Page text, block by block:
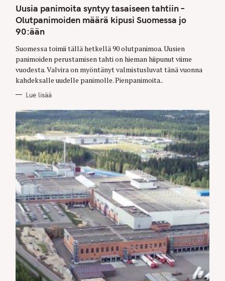
T
E
G
O
R
I
S
Uusia panimoita syntyy tasaiseen tahtiin –
Olutpanimoiden määrä kipusi Suomessa jo
90:ään
Suomessa toimii tällä hetkellä 90 olutpanimoa. Uusien
panimoiden perustamisen tahti on hieman hiipunut viime
vuodesta. Valvira on myöntänyt valmistusluvat tänä vuonna
kahdeksalle uudelle panimolle. Pienpanimoita..
Lue lisää